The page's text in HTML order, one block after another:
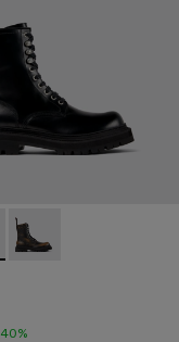
de tres tons
negre 002 - Botes
Eki - A700016-001 -